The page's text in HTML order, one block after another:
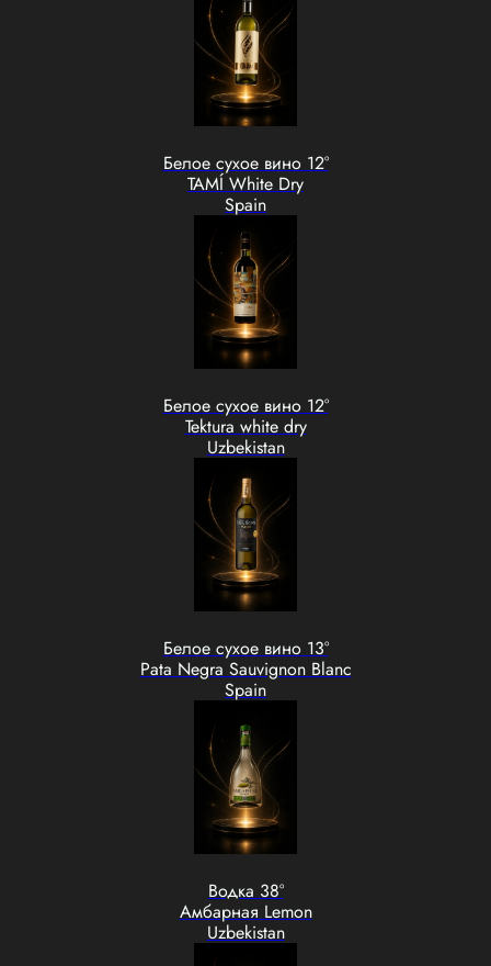
Белое сухое вино 12°
TAMÍ White Dry
Spain
Белое сухое вино 12°
Tektura white dry
Uzbekistan
Белое сухое вино 13°
Pata Negra Sauvignon Blanc
Spain
Водка 38°
Амбарная Lemon
Uzbekistan